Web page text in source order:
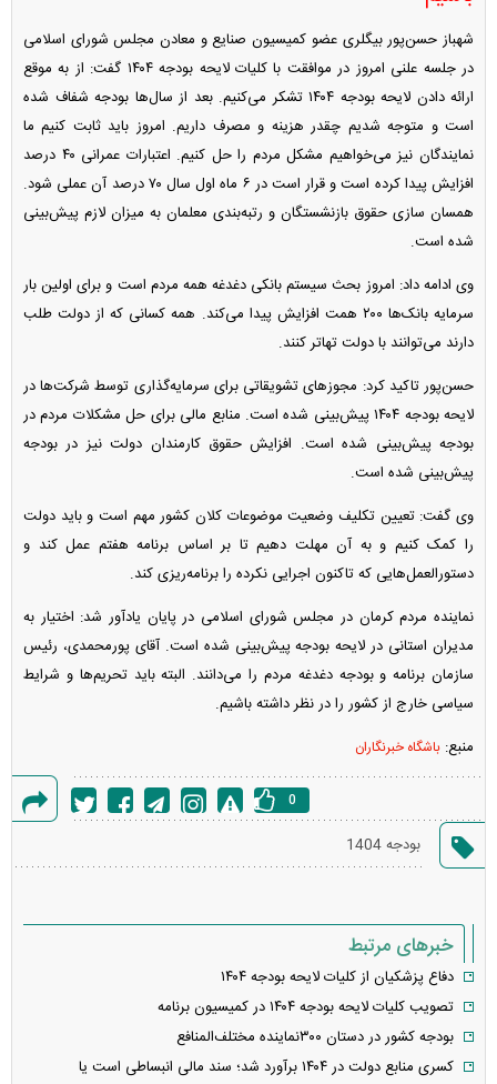
شهباز حسن‌پور بیگلری عضو کمیسیون صنایع و معادن مجلس شورای اسلامی
در جلسه علنی امروز در موافقت با کلیات لایحه بودجه ۱۴۰۴ گفت: از به موقع
ارائه دادن لایحه بودجه ۱۴۰۴ تشکر می‌کنیم. بعد از سال‌ها بودجه شفاف شده
است و متوجه شدیم چقدر هزینه و مصرف داریم. امروز باید ثابت کنیم ما
نمایندگان نیز می‌خواهیم مشکل مردم را حل کنیم. اعتبارات عمرانی ۴۰ درصد
افزایش پیدا کرده است و قرار است در ۶ ماه اول سال ۷۰ درصد آن عملی شود.
همسان سازی حقوق بازنشستگان و رتبه‌بندی معلمان به میزان لازم پیش‌بینی
شده است.
وی ادامه داد: امروز بحث سیستم بانکی دغدغه همه مردم است و برای اولین بار
سرمایه بانک‌ها ۲۰۰ همت افزایش پیدا می‌کند. همه کسانی که از دولت طلب
دارند می‌توانند با دولت تهاتر کنند.
حسن‌پور تاکید کرد: مجوز‌های تشویقاتی برای سرمایه‌گذاری توسط شرکت‌ها در
لایحه بودجه ۱۴۰۴ پیش‌بینی شده است. منابع مالی برای حل مشکلات مردم در
بودجه پیش‌بینی شده است. افزایش حقوق کارمندان دولت نیز در بودجه
پیش‌بینی شده است.
وی گفت: تعیین تکلیف وضعیت موضوعات کلان کشور مهم است و باید دولت
را کمک کنیم و به آن مهلت دهیم تا بر اساس برنامه هفتم عمل کند و
دستورالعمل‌هایی که تاکنون اجرایی نکرده را برنامه‌ریزی کند.
نماینده مردم کرمان در مجلس شورای اسلامی در پایان یادآور شد: اختیار به
مدیران استانی در لایحه بودجه پیش‌بینی شده است. آقای پورمحمدی، رئیس
سازمان برنامه و بودجه دغدغه مردم را می‌دانند. البته باید تحریم‌ها و شرایط
سیاسی خارج از کشور را در نظر داشته باشیم.
منبع: باشگاه خبرنگاران
خطا
0
بودجه 1404
خبرهای مرتبط
دفاع پزشکیان از کلیات لایحه بودجه ۱۴۰۴
تصویب کلیات لایحه بودجه ۱۴۰۴ در کمیسیون برنامه
بودجه کشور در دستان ۳۰۰نماینده مختلف‌المنافع
کسری منابع دولت در ۱۴۰۴ برآورد شد؛ سند مالی انبساطی است یا